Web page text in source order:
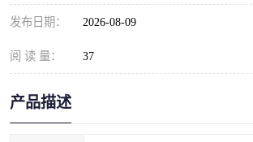
发布日期： 2026-08-09
阅 读 量： 37
产品描述